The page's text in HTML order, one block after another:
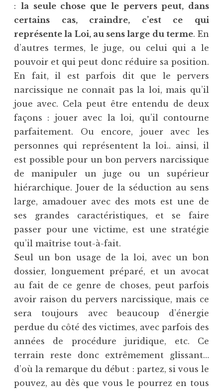
: la seule chose que le pervers peut, dans
certains cas, craindre, c’est ce qui
représente la Loi, au sens large du terme. En
d’autres termes, le juge, ou celui qui a le
pouvoir et qui peut donc réduire sa position.
En fait, il est parfois dit que le pervers
narcissique ne connaît pas la loi, mais qu’il
joue avec. Cela peut être entendu de deux
façons : jouer avec la loi, qu’il contourne
parfaitement. Ou encore, jouer avec les
personnes qui représentent la loi.. ainsi, il
est possible pour un bon pervers narcissique
de manipuler un juge ou un supérieur
hiérarchique. Jouer de la séduction au sens
large, amadouer avec des mots est une de
ses grandes caractéristiques, et se faire
passer pour une victime, est une stratégie
qu’il maîtrise tout-à-fait.
Seul un bon usage de la loi, avec un bon
dossier, longuement préparé, et un avocat
au fait de ce genre de choses, peut parfois
avoir raison du pervers narcissique, mais ce
sera toujours avec beaucoup d’énergie
perdue du côté des victimes, avec parfois des
années de procédure juridique, etc. Ce
terrain reste donc extrêmement glissant…
d’où la remarque du début : partez, si vous le
pouvez, au dès que vous le pourrez en tous